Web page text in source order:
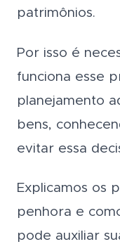
patrimônios.
Por isso é
funciona esse
planejamento
bens,
evitar essa
Explicamos os
penhora e
pode auxiliar